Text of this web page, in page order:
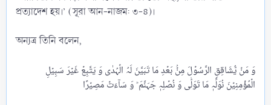
প্রত্যাদেশ হয়।’ (সূরা আন-নাজম: ৩-৪)।
অন্যত্র তিনি বলেন,
وَ مَنۡ یُّشَاقِقِ الرَّسُوۡلَ مِنۡۢ بَعۡدِ مَا تَبَیَّنَ لَہُ الۡہُدٰی وَ یَتَّبِعۡ غَیۡرَ سَبِیۡلِ